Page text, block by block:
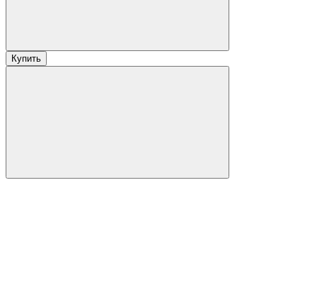
Купить